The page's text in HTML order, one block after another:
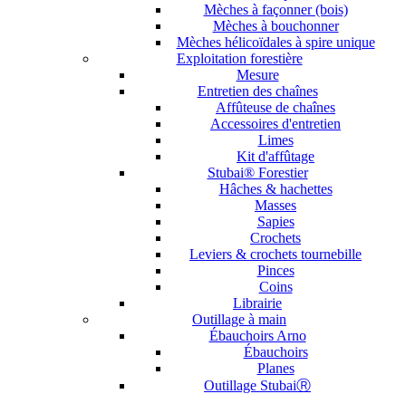
Mèches à façonner (bois)
Mèches à bouchonner
Mèches hélicoïdales à spire unique
Exploitation forestière
Mesure
Entretien des chaînes
Affûteuse de chaînes
Accessoires d'entretien
Limes
Kit d'affûtage
Stubai® Forestier
Hâches & hachettes
Masses
Sapies
Crochets
Leviers & crochets tournebille
Pinces
Coins
Librairie
Outillage à main
Ébauchoirs Arno
Ébauchoirs
Planes
Outillage StubaiⓇ